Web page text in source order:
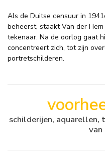
Als de Duitse censuur in
beheerst, staakt Van der
tekenaar. Na de oorlog gaat
concentreert zich, tot zijn
portretschilderen.
schilderijen, aquarellen,
van